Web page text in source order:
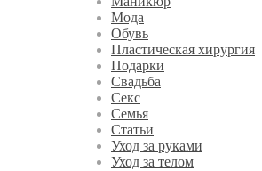
Мода
Обувь
Пластическая хирургия
Подарки
Свадьба
Секс
Семья
Статьи
Уход за руками
Уход за телом